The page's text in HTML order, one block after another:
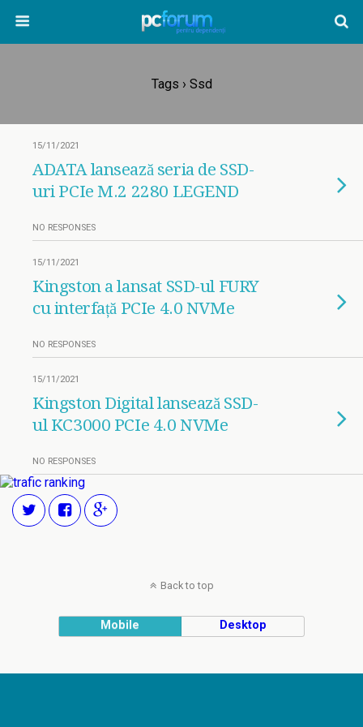
Tags › Ssd
15/11/2021
ADATA lansează seria de SSD-
uri PCIe M.2 2280 LEGEND
NO RESPONSES
15/11/2021
Kingston a lansat SSD-ul FURY
cu interfață PCIe 4.0 NVMe
NO RESPONSES
15/11/2021
Kingston Digital lansează SSD-
ul KC3000 PCIe 4.0 NVMe
NO RESPONSES
Back to top
Mobile Desktop